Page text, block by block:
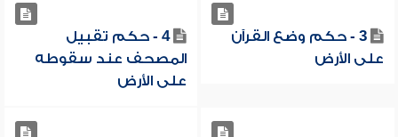
3 - حكم وضع القرآن
على الأرض
4 - حكم تقبيل
المصحف عند سقوطه
على الأرض